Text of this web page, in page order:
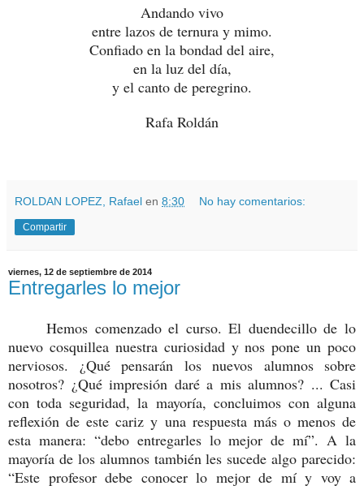
Andando vivo
entre lazos de ternura y mimo.
Confiado en la bondad del aire,
en la luz del día,
y el canto de peregrino.
Rafa Roldán
ROLDAN LOPEZ, Rafael en 8:30 No hay comentarios:
Compartir
viernes, 12 de septiembre de 2014
Entregarles lo mejor
Hemos comenzado el curso. El duendecillo de lo
nuevo cosquillea nuestra curiosidad y nos pone un poco
nerviosos. ¿Qué pensarán los nuevos alumnos sobre
nosotros? ¿Qué impresión daré a mis alumnos? ... Casi
con toda seguridad, la mayoría, concluimos con alguna
reflexión de este cariz y una respuesta más o menos de
esta manera: “debo entregarles lo mejor de mí”. A la
mayoría de los alumnos también les sucede algo parecido:
“Este profesor debe conocer lo mejor de mí y voy a